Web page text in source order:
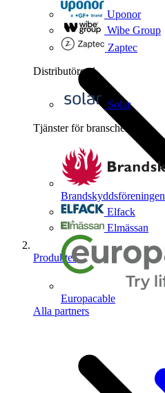
Uponor
Wibe Group
Zaptec
Distributörer 1
Solar
Tjänster för branschen
Brandskyddsföreningen
Elfack
Elmässan
Europacable
Alla partners
Produkter